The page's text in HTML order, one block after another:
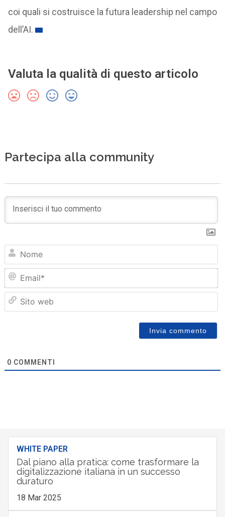
coi quali si costruisce la futura leadership nel campo
dell’AI.
Valuta la qualità di questo articolo
Partecipa alla community
0 COMMENTI
WHITE PAPER
Dal piano alla pratica: come trasformare la
digitalizzazione italiana in un successo
duraturo
18 Mar 2025